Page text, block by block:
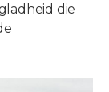
die